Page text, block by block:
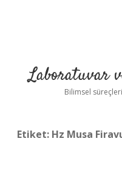
Laboratuvar
Bilimsel
Etiket: Hz Musa